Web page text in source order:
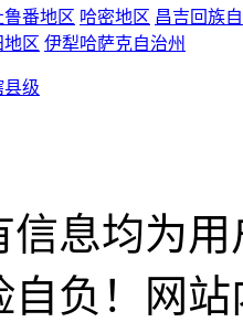
鲁番地区 哈密地区 昌吉回族
地区 伊犁哈萨克自治州
县级
信息均为
自负！网